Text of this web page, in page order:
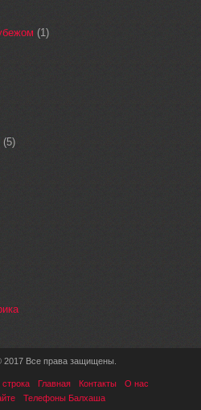
(1)
(5)
Все права защищены.
Главная Контакты
О нас
Телефоны Балхаша